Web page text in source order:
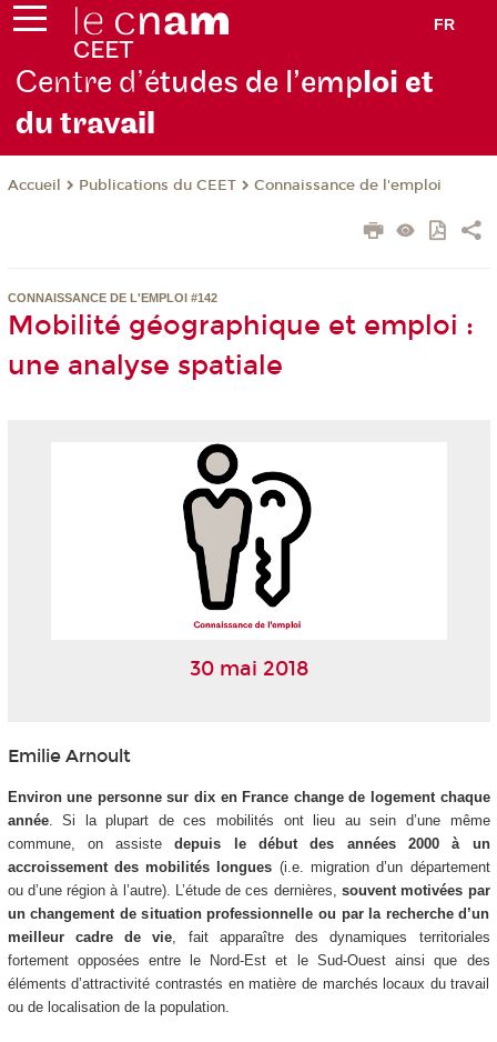
FR
Centre d’études de l’emploi et
du travail
Accueil Publications du CEET Connaissance de l'emploi
CONNAISSANCE DE L'EMPLOI #142
Mobilité géographique et emploi :
une analyse spatiale
30 mai 2018
Emilie Arnoult
Environ une personne sur dix en France change de logement chaque
année. Si la plupart de ces mobilités ont lieu au sein d’une même
commune, on assistedepuis le début des années 2000 à un
accroissement des mobilités longues (i.e. migration d’un département
ou d’une région à l’autre). L’étude de ces dernières, souvent motivées par
un changement de situation professionnelle ou par la recherche d’un
meilleur cadre de vie , fait apparaître des dynamiques territoriales
fortement opposées entre le Nord-Est et le Sud-Ouest ainsi que des
éléments d’attractivité contrastés en matière de marchés locaux du travail
ou de localisation de la population.